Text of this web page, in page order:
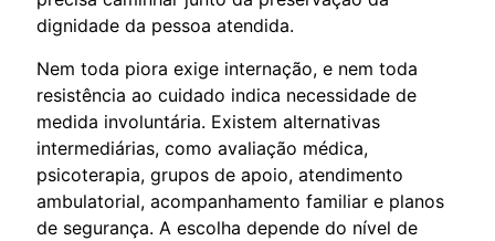
dignidade da pessoa atendida.
Nem toda piora exige internação, e nem toda
resistência ao cuidado indica necessidade de
medida involuntária. Existem alternativas
intermediárias, como avaliação médica,
psicoterapia, grupos de apoio, atendimento
ambulatorial, acompanhamento familiar e planos
de segurança. A escolha depende do nível de